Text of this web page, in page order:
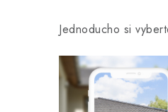
Jednoducho si